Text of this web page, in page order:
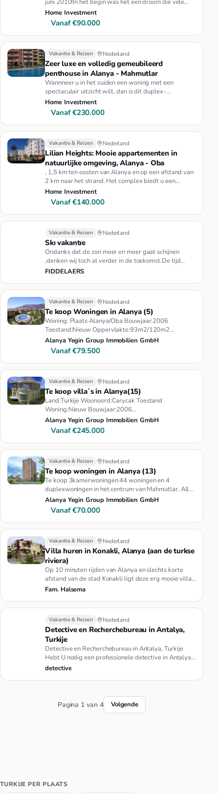
mensen hadden. De…
Home Investment
Vanaf €90.000
Vakantie & Reizen Nederland
Zeer luxe en volledig gemeubileerd
penthouse in Alanya - Mahmutlar
Wannneer u in het zuiden een woning met een
spectaculair uitzicht wilt, dan is dit duplex-
appartement (penthouse) echt i…
Home Investment
Vanaf €230.000
Vakantie & Reizen Nederland
Lilian Heights: Mooie appartementen in
natuurlijke omgeving, Alanya - Oba
, 1,5 km ten oosten van Alanya en op een afstand van
2 km naar het strand. Het complex biedt u een
prachtig uitzicht op …
Home Investment
Vanaf €140.000
Vakantie & Reizen Nederland
Skı vakantıe
Ondanks dat de zon meer en meer gaat schijnen
,denken wij toch al verder in de toekomst.De tijd
vliegt snel voorbij en v…
FIDDELAERS
Vakantie & Reizen Nederland
Te koop Woningen in Alanya (5)
Woning: Plaats Alanya/Oba Bouwjaar:2006
Toestand:Nieuw Oppervlakte:93m2/120m2
Verdieping:1tot4 Slaapkamers:2 woonkamer:1…
Alanya Yegin Group Immobilien GmbH
Vanaf €79.500
Vakantie & Reizen Nederland
Te koop villa`s in Alanya(15)
Land:Turkije Woonoord:Carycak Toestand
Woning:Nieuw Bouwjaar:2006
Woonoppervlakte:242 Slaapkamers:4 Woonkamer:1
Badkamer…
Alanya Yegin Group Immobilien GmbH
Vanaf €245.000
Vakantie & Reizen Nederland
Te koop woningen in Alanya (13)
Te koop 3kamerwoningen.44 woningen en 4
duplexwoningen in het centrum van Mahmutlar. Alle
woningen zijn in het zelfde co…
Alanya Yegin Group Immobilien GmbH
Vanaf €70.000
Vakantie & Reizen Nederland
Villa huren in Konakli, Alanya (aan de turkse
riviera)
Op 10 minuten rijden van Alanya en slechts korte
afstand van de stad Konakli ligt deze erg mooie villa.
Wilt u echt geni…
Fam. Halsema
Vakantie & Reizen Nederland
Detective en Recherchebureau in Antalya,
Turkije
Detective en Recherchebureau in Antalya, Turkije
Hebt U nodig een professionele detective in Antalya,
Turkije? Wij helpe…
detective
Pagina 1 van 4 Volgende
TURKIJE PER PLAATS